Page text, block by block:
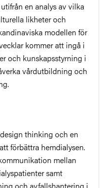
en analys av vilka
likheter och
modellen för
kommer att ingå i
och kunskapsstyrning i
vårdutbildning och
thinking och en
förbättra hemdialysen.
mellan
samt